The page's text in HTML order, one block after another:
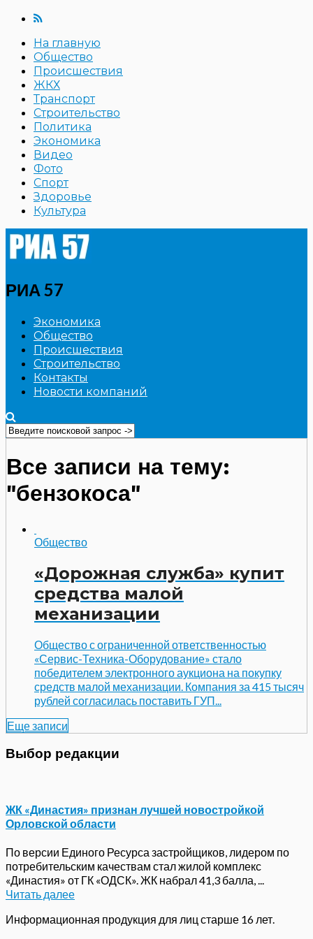
На главную
Общество
Происшествия
ЖКХ
Транспорт
Строительство
Политика
Экономика
Видео
Фото
Спорт
Здоровье
Культура
РИА 57
Экономика
Общество
Происшествия
Строительство
Контакты
Новости компаний
Все записи на тему:
"бензокоса"
Общество
«Дорожная служба» купит
средства малой
механизации
Общество с ограниченной ответственностью
«Сервис-Техника-Оборудование» стало
победителем электронного аукциона на покупку
средств малой механизации. Компания за 415 тысяч
рублей согласилась поставить ГУП...
Еще записи
Выбор редакции
ЖК «Династия» признан лучшей новостройкой
Орловской области
По версии Единого Ресурса застройщиков, лидером по
потребительским качествам стал жилой комплекс
«Династия» от ГК «ОДСК». ЖК набрал 41,3 балла, ...
Читать далее
Информационная продукция для лиц старше 16 лет.